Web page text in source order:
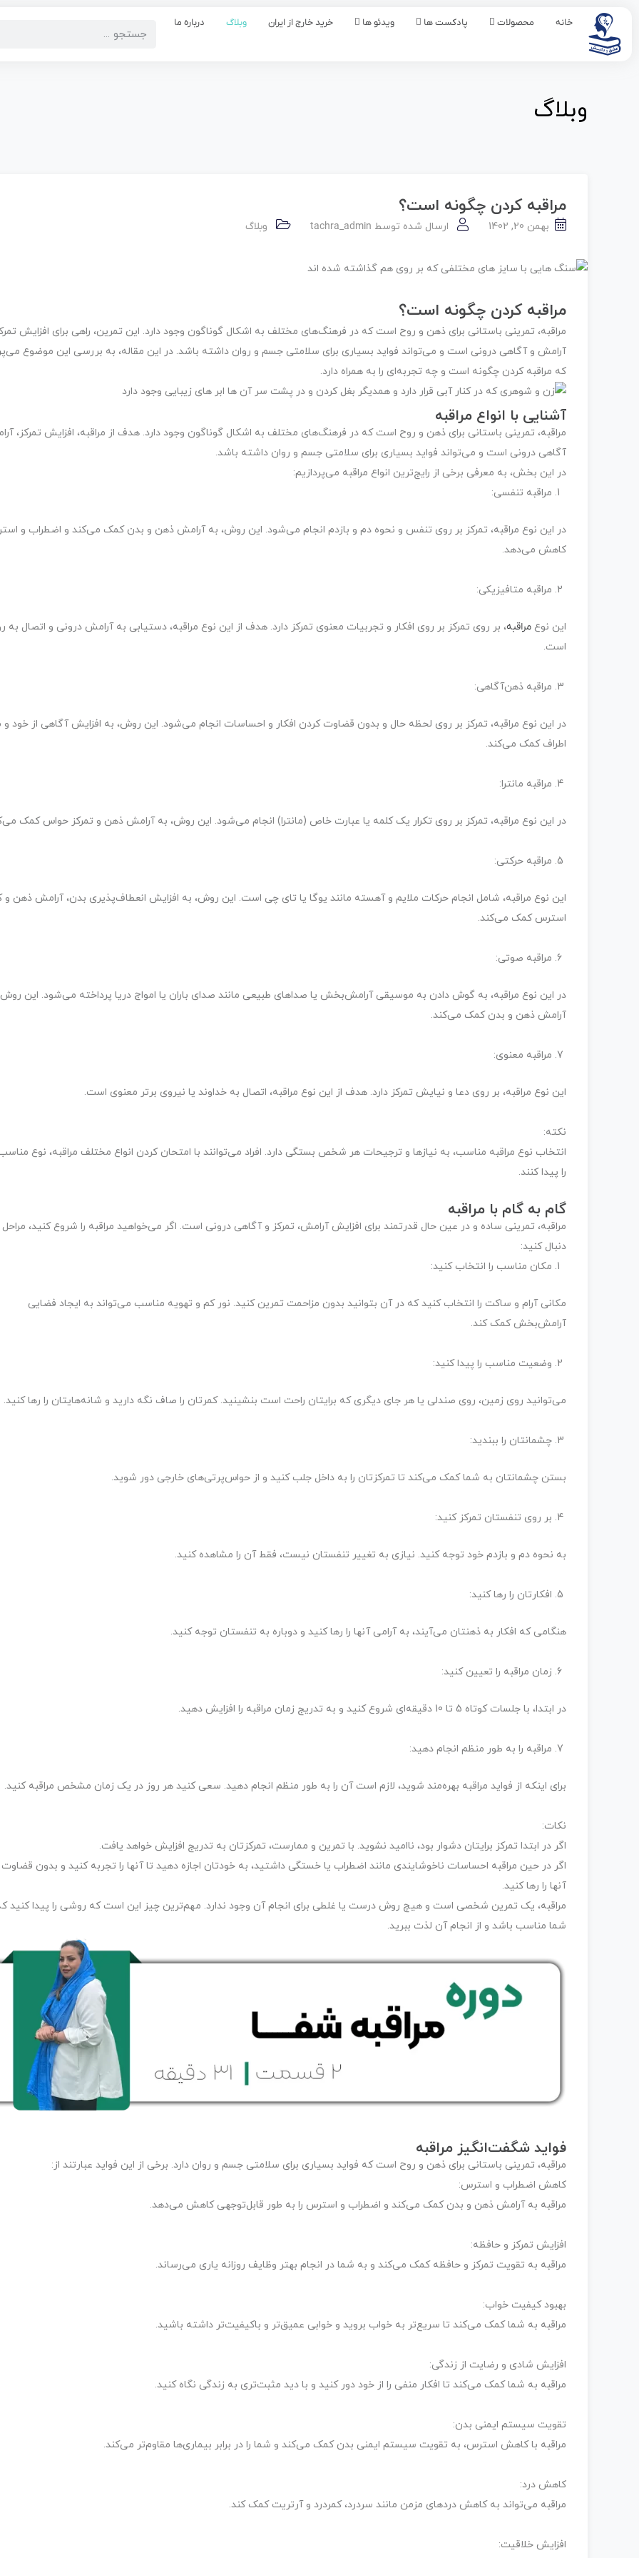
خانه محصولات پادکست ها ویدئو ها خرید خارج از ایران وبلاگ درباره ما
وبلاگ
مراقبه کردن چگونه است؟
بهمن 20, 1402 ارسال شده توسط tachra_admin وبلاگ
مراقبه کردن چگونه است؟
مراقبه، تمرینی باستانی برای ذهن و روح است که در فرهنگ‌های مختلف به اشکال گوناگون وجود دارد. این تمرین، راهی برای افزایش
آرامش و آگاهی درونی است و می‌تواند فواید بسیاری برای سلامتی جسم و روان داشته باشد. در این مقاله، به بررسی این موضوع
که مراقبه کردن چگونه است و چه تجربه‌ای را به همراه دارد.
آشنایی با انواع مراقبه
مراقبه، تمرینی باستانی برای ذهن و روح است که در فرهنگ‌های مختلف به اشکال گوناگون وجود دارد. هدف از مراقبه، افزایش تمرکز،
آگاهی درونی است و می‌تواند فواید بسیاری برای سلامتی جسم و روان داشته باشد.
در این بخش، به معرفی برخی از رایج‌ترین انواع مراقبه می‌پردازیم:
مراقبه تنفسی:
در این نوع مراقبه، تمرکز بر روی تنفس و نحوه دم و بازدم انجام می‌شود. این روش، به آرامش ذهن و بدن کمک می‌کند و اضطراب و
کاهش می‌دهد.
مراقبه متافیزیکی:
این نوع مراقبه، بر روی تمرکز بر روی افکار و تجربیات معنوی تمرکز دارد. هدف از این نوع مراقبه، دستیابی به آرامش درونی و اتصال به
است.
مراقبه ذهن‌آگاهی:
در این نوع مراقبه، تمرکز بر روی لحظه حال و بدون قضاوت کردن افکار و احساسات انجام می‌شود. این روش، به افزایش آگاهی از خود
اطراف کمک می‌کند.
مراقبه مانترا:
در این نوع مراقبه، تمرکز بر روی تکرار یک کلمه یا عبارت خاص (مانترا) انجام می‌شود. این روش، به آرامش ذهن و تمرکز حواس کمک
مراقبه حرکتی:
این نوع مراقبه، شامل انجام حرکات ملایم و آهسته مانند یوگا یا تای چی است. این روش، به افزایش انعطاف‌پذیری بدن، آرامش ذهن
استرس کمک می‌کند.
مراقبه صوتی:
در این نوع مراقبه، به گوش دادن به موسیقی آرامش‌بخش یا صداهای طبیعی مانند صدای باران یا امواج دریا پرداخته می‌شود. این
آرامش ذهن و بدن کمک می‌کند.
مراقبه معنوی:
این نوع مراقبه، بر روی دعا و نیایش تمرکز دارد. هدف از این نوع مراقبه، اتصال به خداوند یا نیروی برتر معنوی است.
نکته:
انتخاب نوع مراقبه مناسب، به نیازها و ترجیحات هر شخص بستگی دارد. افراد می‌توانند با امتحان کردن انواع مختلف مراقبه، نوع
را پیدا کنند.
گام به گام با مراقبه
مراقبه، تمرینی ساده و در عین حال قدرتمند برای افزایش آرامش، تمرکز و آگاهی درونی است. اگر می‌خواهید مراقبه را شروع کنید، مراحل
دنبال کنید:
مکان مناسب را انتخاب کنید:
مکانی آرام و ساکت را انتخاب کنید که در آن بتوانید بدون مزاحمت تمرین کنید. نور کم و تهویه مناسب می‌تواند به ایجاد فضایی
آرامش‌بخش کمک کند.
وضعیت مناسب را پیدا کنید:
می‌توانید روی زمین، روی صندلی یا هر جای دیگری که برایتان راحت است بنشینید. کمرتان را صاف نگه دارید و شانه‌هایتان را رها کنید.
چشمانتان را ببندید:
بستن چشمانتان به شما کمک می‌کند تا تمرکزتان را به داخل جلب کنید و از حواس‌پرتی‌های خارجی دور شوید.
بر روی تنفستان تمرکز کنید:
به نحوه دم و بازدم خود توجه کنید. نیازی به تغییر تنفستان نیست، فقط آن را مشاهده کنید.
افکارتان را رها کنید:
هنگامی که افکار به ذهنتان می‌آیند، به آرامی آنها را رها کنید و دوباره به تنفستان توجه کنید.
زمان مراقبه را تعیین کنید:
در ابتدا، با جلسات کوتاه 5 تا 10 دقیقه‌ای شروع کنید و به تدریج زمان مراقبه را افزایش دهید.
مراقبه را به طور منظم انجام دهید:
برای اینکه از فواید مراقبه بهره‌مند شوید، لازم است آن را به طور منظم انجام دهید. سعی کنید هر روز در یک زمان مشخص مراقبه کنید.
نکات:
اگر در ابتدا تمرکز برایتان دشوار بود، ناامید نشوید. با تمرین و ممارست، تمرکزتان به تدریج افزایش خواهد یافت.
اگر در حین مراقبه احساسات ناخوشایندی مانند اضطراب یا خستگی داشتید، به خودتان اجازه دهید تا آنها را تجربه کنید و بدون قضاوت
آنها را رها کنید.
مراقبه، یک تمرین شخصی است و هیچ روش درست یا غلطی برای انجام آن وجود ندارد. مهم‌ترین چیز این است که روشی را پیدا کنید
شما مناسب باشد و از انجام آن لذت ببرید.
فواید شگفت‌انگیز مراقبه
مراقبه، تمرینی باستانی برای ذهن و روح است که فواید بسیاری برای سلامتی جسم و روان دارد. برخی از این فواید عبارتند از:
کاهش اضطراب و استرس:
مراقبه به آرامش ذهن و بدن کمک می‌کند و اضطراب و استرس را به طور قابل‌توجهی کاهش می‌دهد.
افزایش تمرکز و حافظه:
مراقبه به تقویت تمرکز و حافظه کمک می‌کند و به شما در انجام بهتر وظایف روزانه یاری می‌رساند.
بهبود کیفیت خواب:
مراقبه به شما کمک می‌کند تا سریع‌تر به خواب بروید و خوابی عمیق‌تر و باکیفیت‌تر داشته باشید.
افزایش شادی و رضایت از زندگی:
مراقبه به شما کمک می‌کند تا افکار منفی را از خود دور کنید و با دید مثبت‌تری به زندگی نگاه کنید.
تقویت سیستم ایمنی بدن:
مراقبه با کاهش استرس، به تقویت سیستم ایمنی بدن کمک می‌کند و شما را در برابر بیماری‌ها مقاوم‌تر می‌کند.
کاهش درد:
مراقبه می‌تواند به کاهش دردهای مزمن مانند سردرد، کمردرد و آرتریت کمک کند.
افزایش خلاقیت: